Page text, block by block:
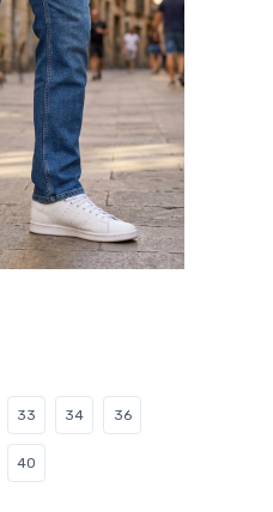
33 34 36
40